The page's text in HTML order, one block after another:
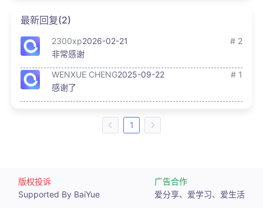
最新回复(2)
2300xp2026-02-21
# 2
非常感谢
WENXUE CHENG2025-09-22
# 1
感谢了
1
版权投诉
Supported By BaiYue
广告合作
爱分享、爱学习、爱生活